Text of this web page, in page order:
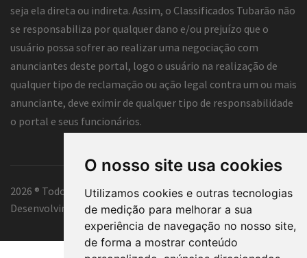
O nosso site usa cookies
Utilizamos cookies e outras tecnologias
de medição para melhorar a sua
experiência de navegação no nosso site,
de forma a mostrar conteúdo
seja ela direta ou indireta. Assim, o Classificados Tubarão não
se responsabiliza por qualquer dano e/ou prejuízo que o
usuário possa sofrer ao realizar uma negociação com
anunciantes deste portal, logo o usuário na realização de
qualquer tipo de reclamação ou ação legal contra um ou mais
anunciante, deve eximir de qualquer tipo de responsabilidade
o portal e seus funcionários.
2026 ® Todos os direitos reservados.
Desenvolvimento e hospedagemClassificados Tubarão ®